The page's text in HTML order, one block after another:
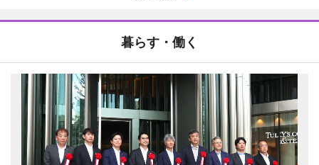
暮らす・働く